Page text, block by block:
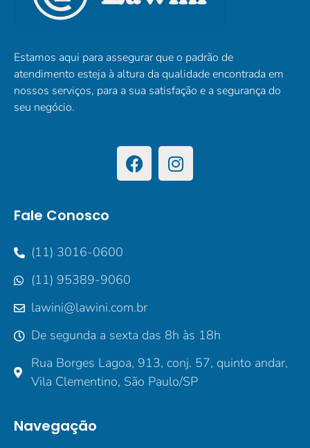
Estamos aqui para assegurar que o padrão de
atendimento esteja à altura da qualidade encontrada em
nossos serviços, para a sua satisfação e a segurança do
seu negócio.
Fale Conosco
(11) 3016-0600
(11) 95389-9060
lawini@lawini.com.br
De segunda a sexta das 8h às 18h
Rua Borges Lagoa, 913, conj. 57, quinto andar,
Vila Clementino, São Paulo/SP
Navegação